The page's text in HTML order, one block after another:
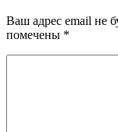
Ваш адрес email не
помечены *